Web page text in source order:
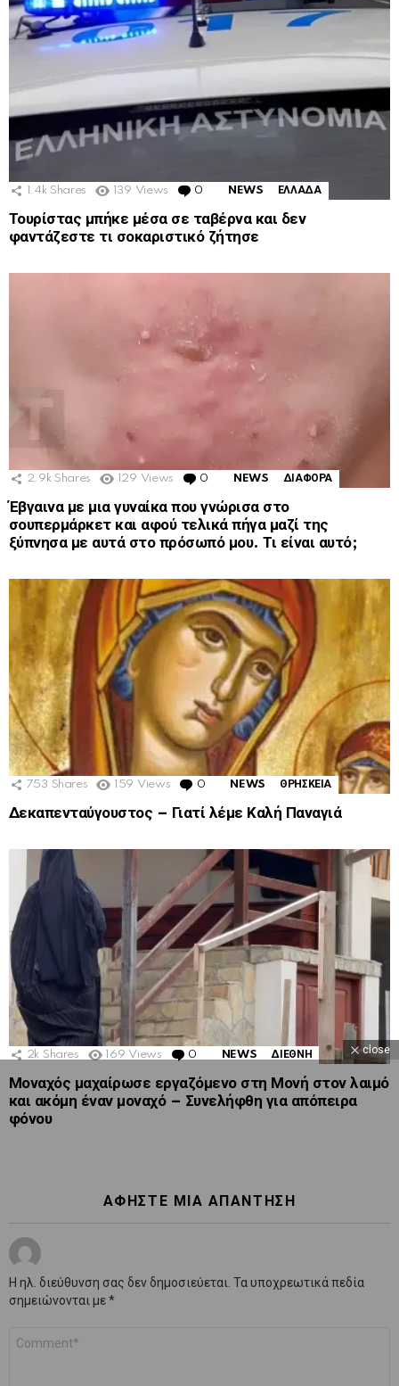
1.4k Shares 139 Views 0 Comments
NEWS ΕΛΛΑΔΑ
Τουρίστας μπήκε μέσα σε ταβέρνα και δεν
φαντάζεστε τι σοκαριστικό ζήτησε
2.9k Shares 129 Views 0 Comments
NEWS ΔΙΑΦΟΡΑ
Έβγαινα με μια γυναίκα που γνώρισα στο
σουπερμάρκετ και αφού τελικά πήγα μαζί της
ξύπνησα με αυτά στο πρόσωπό μου. Τι είναι αυτό;
753 Shares 159 Views 0 Comments
NEWS ΘΡΗΣΚΕΙΑ
Δεκαπενταύγουστος – Γιατί λέμε Καλή Παναγιά
2k Shares 169 Views 0 Comments
NEWS ΔΙΕΘΝΗ
Μοναχός μαχαίρωσε εργαζόμενο στη Μονή στον λαιμό
και ακόμη έναν μοναχό – Συνελήφθη για απόπειρα
φόνου
ΑΦΉΣΤΕ ΜΙΑ ΑΠΆΝΤΗΣΗ
Η ηλ. διεύθυνση σας δεν δημοσιεύεται. Τα υποχρεωτικά πεδία
σημειώνονται με*
close